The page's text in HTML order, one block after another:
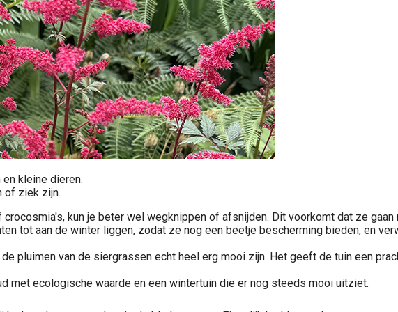
kleine dieren.
of ziek zijn.
crocosmia's, kun je beter wel wegknippen of afsnijden. Dit voorkomt dat ze
tot aan de winter liggen, zodat ze nog een beetje bescherming bieden, en
pluimen van de siergrassen echt heel erg mooi zijn. Het geeft de tuin een
met ecologische waarde en een wintertuin die er nog steeds mooi uitziet.